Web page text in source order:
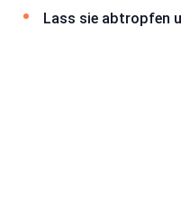
Lass sie abtropfen